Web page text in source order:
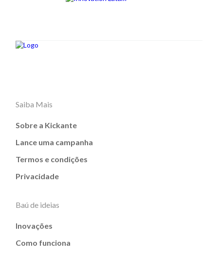
Saiba Mais
Sobre a Kickante
Lance uma campanha
Termos e condições
Privacidade
Baú de ideias
Inovações
Como funciona